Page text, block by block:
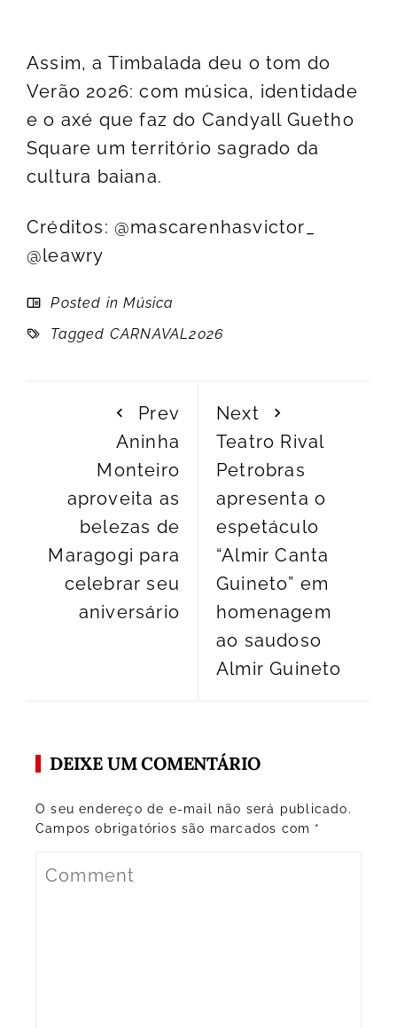
Assim, a Timbalada deu o tom do
Verão 2026: com música, identidade
e o axé que faz do Candyall Guetho
Square um território sagrado da
cultura baiana.
Créditos: @mascarenhasvictor_
@leawry
Posted inMúsica
Tagged CARNAVAL2026
Prev
Aninha
Monteiro
aproveita as
belezas de
Maragogi para
celebrar seu
aniversário
Next
Teatro Rival
Petrobras
apresenta o
espetáculo
“Almir Canta
Guineto” em
homenagem
ao saudoso
Almir Guineto
DEIXE UM COMENTÁRIO
O seu endereço de e-mail não será publicado.
Campos obrigatórios são marcados com *